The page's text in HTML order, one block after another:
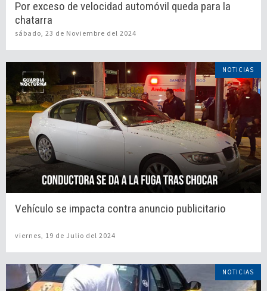
Por exceso de velocidad automóvil queda para la
chatarra
sábado, 23 de Noviembre del 2024
NOTICIAS
Vehículo se impacta contra anuncio publicitario
viernes, 19 de Julio del 2024
NOTICIAS